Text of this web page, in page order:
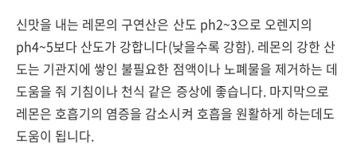
신맛을 내는 레몬의 구연산은 산도 ph2~3으로 오렌지의
ph4~5보다 산도가 강합니다(낮을수록 강함). 레몬의 강한 산
도는 기관지에 쌓인 불필요한 점액이나 노폐물을 제거하는 데
도움을 줘 기침이나 천식 같은 증상에 좋습니다. 마지막으로
레몬은 호흡기의 염증을 감소시켜 호흡을 원활하게 하는데도
도움이 됩니다.